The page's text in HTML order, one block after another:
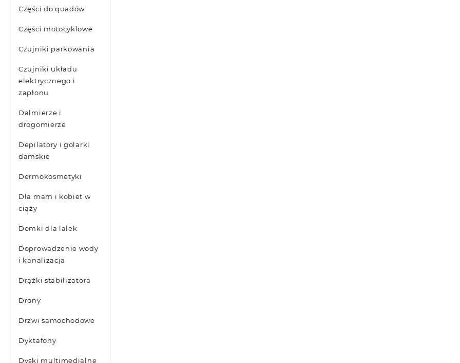
Części do quadów
Części motocyklowe
Czujniki parkowania
Czujniki układu
elektrycznego i
zapłonu
Dalmierze i
drogomierze
Depilatory i golarki
damskie
Dermokosmetyki
Dla mam i kobiet w
ciąży
Domki dla lalek
Doprowadzenie wody
i kanalizacja
Drążki stabilizatora
Drony
Drzwi samochodowe
Dyktafony
Dyski multimedialne